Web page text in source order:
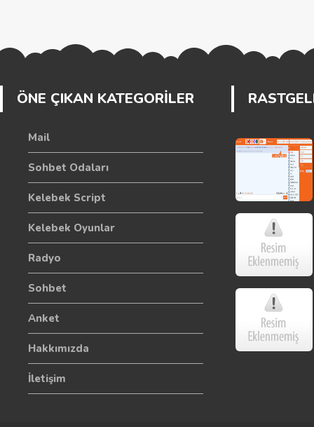
ÖNE ÇIKAN KATEGORİLER
Mail
Sohbet Odaları
Kelebek Script
Kelebek Oyunlar
Radyo
Sohbet
Anket
Hakkımızda
İletişim